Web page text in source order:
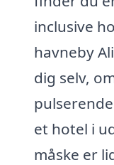
inclusive
havneby
dig selv,
et hotel i
måske er